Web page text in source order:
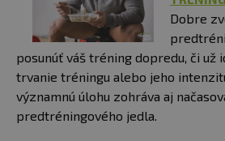
Dobre
posunúť váš tréning dopredu, či už
trvanie tréningu alebo jeho
významnú úlohu zohráva aj
predtréningového jedla.